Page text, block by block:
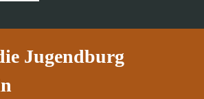
Jugendburg